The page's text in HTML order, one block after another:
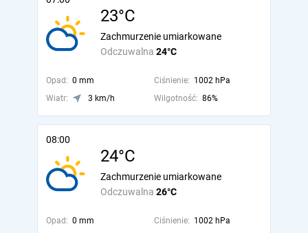
23°C
Odczuwalna 24°C
Zachmurzenie umiarkowane
Opad: 0 mm Ciśnienie: 1002 hPa
Wiatr:
3 km/h Wilgotność: 86%
08:00
24°C
Odczuwalna 26°C
Zachmurzenie umiarkowane
Opad: 0 mm Ciśnienie: 1002 hPa